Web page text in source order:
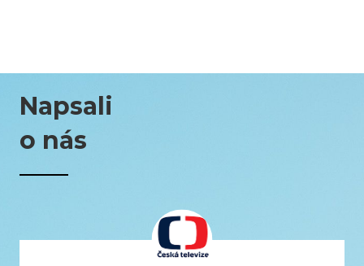
Napsali
o nás